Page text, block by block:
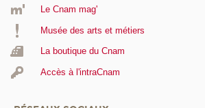
Le Cnam mag'
Musée des arts et métiers
La boutique du Cnam
Accès à l'intraCnam